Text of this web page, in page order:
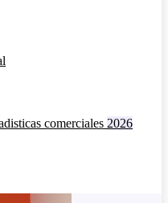
comerciales 2026